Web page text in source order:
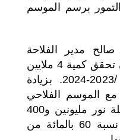
التمور برسم الموسم
مدير الفلاحة
بالنيابة، أن الولاية يرتقب أن تحقق كمية 4 ملايين
قنطار من التمور موسم /2023-2024. بزيادة
مع الموسم الفلاحي
السابق. وتبلغ كمية تمر دقلة نور مليونين و400
ألف قنطار. أي ما يشكل نسبة 60 بالمائة من